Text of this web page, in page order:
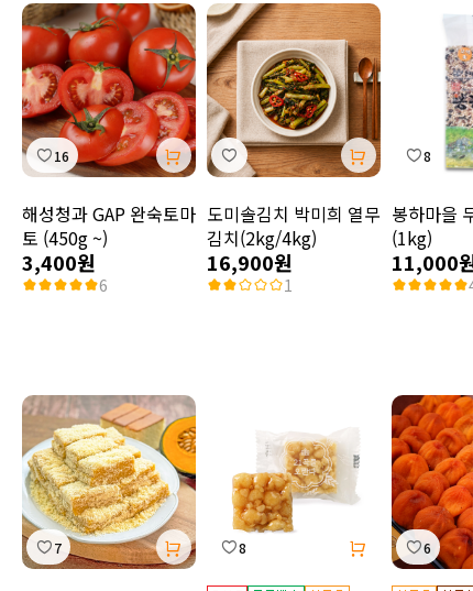
16
해성청과 GAP 완숙토마
토 (450g ~)
3,400원
6
도미솔김치 박미희 열무
김치(2kg/4kg)
16,900원
1
8
봉하마을
(1kg)
11,000원
4
7 8 6